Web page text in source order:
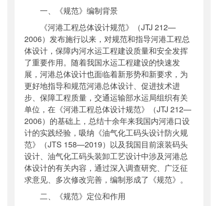
一、《规范》编制背景
《河港工程总体设计规范》（JTJ 212—
2006）发布施行以来，对规范和指导河港工程总
体设计，保障内河水运工程建设质量和安全发挥
了重要作用。随着我国水运工程建设的快速发
展，河港总体设计也面临着新形势和新要求，为
更好地指导和规范河港总体设计、促进技术进
步、保障工程质量，交通运输部水运局组织有关
单位，在《河港工程总体设计规范》（JTJ 212—
2006）的基础上，总结十余年来我国内河港口设
计的实践经验，吸纳《油气化工码头设计防火规
范》（JTS 158—2019）以及我国目前滚装码头
设计、油气化工码头装卸工艺设计中涉及河港总
体设计的有关内容，通过深入调查研究、广泛征
求意见、多次修改完善，编制形成了《规范》。
二、《规范》定位和作用